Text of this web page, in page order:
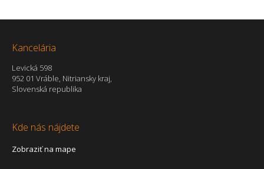
Kancelária
Levická 598
952 01 Vráble, Nitriansky kraj,
Slovenská republika
Kde nás nájdete
Zobraziť na mape